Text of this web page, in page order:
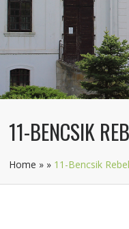
11-BENCSIK
Home » » 11-Bencsik